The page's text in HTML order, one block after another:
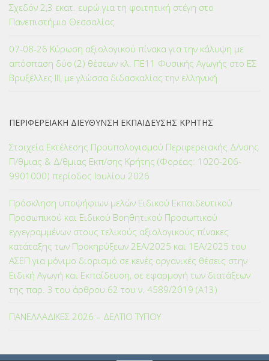
Σχεδόν 2,3 εκατ. ευρώ για τη φοιτητική στέγη στο
Πανεπιστήμιο Θεσσαλίας
07-08-26 Κύρωση αξιολογικού πίνακα για την κάλυψη με
απόσπαση δύο (2) θέσεων κλ. ΠΕ11 Φυσικής Αγωγής στο ΕΣ
Βρυξέλλες ΙΙΙ, με γλώσσα διδασκαλίας την ελληνική
ΠΕΡΙΦΕΡΕΙΑΚΗ ΔΙΕΥΘΥΝΣΗ ΕΚΠΑΙΔΕΥΣΗΣ ΚΡΗΤΗΣ
Στοιχεία Εκτέλεσης Προϋπολογισμού Περιφερειακής Δ/νσης
Π/θμιας & Δ/θμιας Εκπ/σης Κρήτης (Φορέας: 1020-206-
9901000) περίοδος Ιουλίου 2026
Πρόσκληση υποψήφιων μελών Ειδικού Εκπαιδευτικού
Προσωπικού και Ειδικού Βοηθητικού Προσωπικού
εγγεγραμμένων στους τελικούς αξιολογικούς πίνακες
κατάταξης των Προκηρύξεων 2ΕΑ/2025 και 1ΕΑ/2025 του
ΑΣΕΠ για μόνιμο διορισμό σε κενές οργανικές θέσεις στην
Ειδική Αγωγή και Εκπαίδευση, σε εφαρμογή των διατάξεων
της παρ. 3 του άρθρου 62 του ν. 4589/2019 (Α΄13)
ΠΑΝΕΛΛΑΔΙΚΕΣ 2026 – ΔΕΛΤΙΟ ΤΥΠΟΥ